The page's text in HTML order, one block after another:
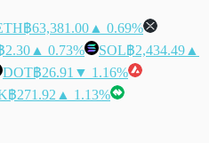
฿63,381.00 ▲ 0.69%
2.30 ▲ 0.73% SOL฿2,434.49 ▲
DOT฿26.91 ▼ 1.16%
฿271.92 ▲ 1.13%